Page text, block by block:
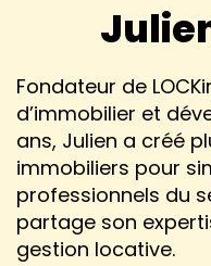
Fondateur de
d’immobilier et
ans, Julien a créé
immobiliers pour
professionnels du
partage son
gestion locative.